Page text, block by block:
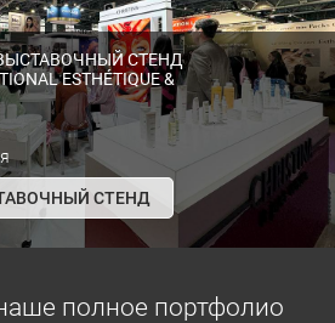
СТЕНД
ESTHÉTIQUE &
СТЕНД
полное портфолио